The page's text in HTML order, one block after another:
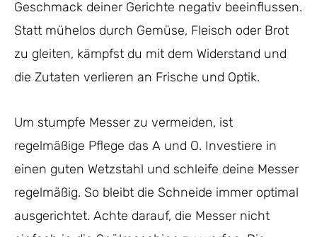
Geschmack deiner Gerichte negativ beeinflussen.
Statt mühelos durch Gemüse, Fleisch oder Brot
zu gleiten, kämpfst du mit dem Widerstand und
die Zutaten verlieren an Frische und Optik.
Um stumpfe Messer zu vermeiden, ist
regelmäßige Pflege das A und O. Investiere in
einen guten Wetzstahl und schleife deine Messer
regelmäßig. So bleibt die Schneide immer optimal
ausgerichtet. Achte darauf, die Messer nicht